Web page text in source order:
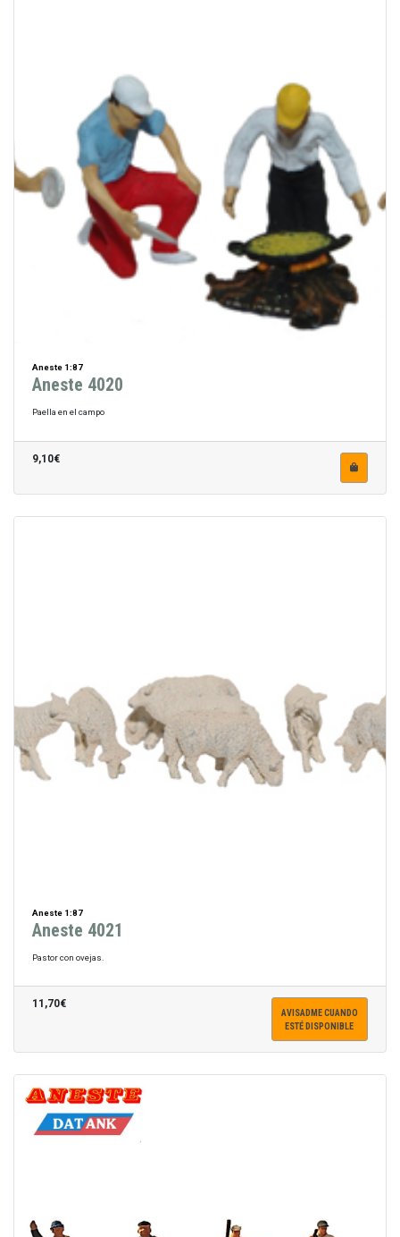
Aneste 1:87
Aneste 4020
Paella en el campo
9,10€
Aneste 1:87
Aneste 4021
Pastor con ovejas.
11,70€
AVISADME CUANDO
ESTÉ DISPONIBLE